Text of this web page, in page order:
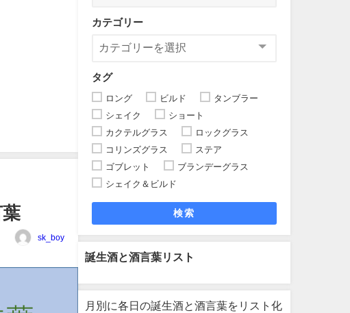
sk_boy
カテゴリー
タグ
ロング ビルド
タンブラー
シェイク
ショート
カクテルグラス
ロックグラス
コリンズグラス
ステア
ゴブレット
ブランデーグラス
シェイク＆ビルド
検索
誕生酒と酒言葉リスト
月別に各日の誕生酒と酒言葉をリスト化